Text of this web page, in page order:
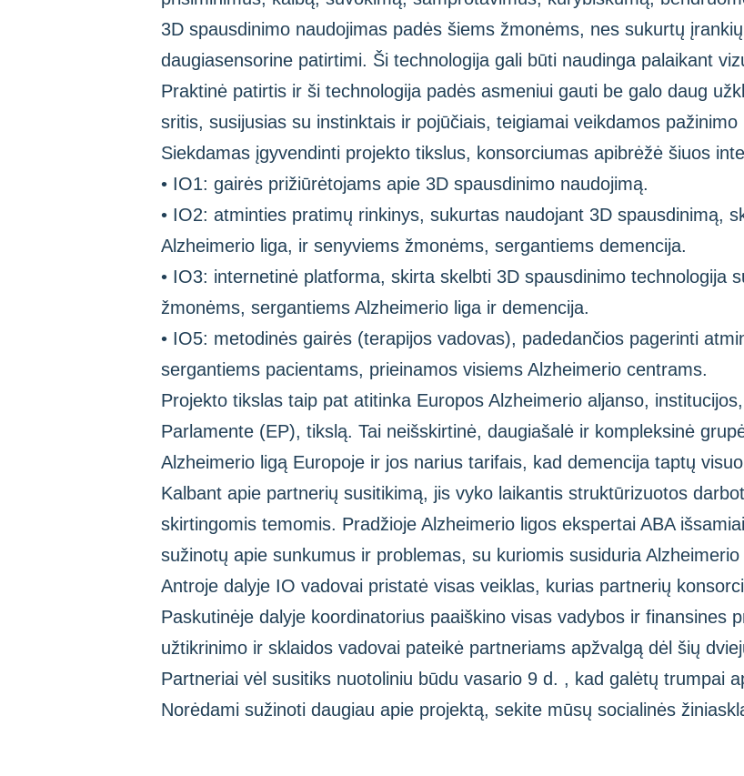
3D spausdinimo naudojimas padės šiems žmonėms, nes sukurtų
daugiasensorine patirtimi. Ši technologija gali būti naudinga palaikant
Praktinė patirtis ir ši technologija padės asmeniui gauti be galo daug
sritis, susijusias su instinktais ir pojūčiais, teigiamai veikdamos
Siekdamas įgyvendinti projekto tikslus, konsorciumas apibrėžė šiuos
• IO1: gairės prižiūrėtojams apie 3D spausdinimo naudojimą.
• IO2: atminties pratimų rinkinys, sukurtas naudojant 3D spausdinimą,
Alzheimerio liga, ir senyviems žmonėms, sergantiems demencija.
• IO3: internetinė platforma, skirta skelbti 3D spausdinimo technologija
žmonėms, sergantiems Alzheimerio liga ir demencija.
• IO5: metodinės gairės (terapijos vadovas), padedančios pagerinti
sergantiems pacientams, prieinamos visiems Alzheimerio centrams.
Projekto tikslas taip pat atitinka Europos Alzheimerio aljanso,
Parlamente (EP), tikslą. Tai neišskirtinė, daugiašalė ir kompleksinė
Alzheimerio ligą Europoje ir jos narius tarifais, kad demencija taptų
Kalbant apie partnerių susitikimą, jis vyko laikantis struktūrizuotos
skirtingomis temomis. Pradžioje Alzheimerio ligos ekspertai ABA
sužinotų apie sunkumus ir problemas, su kuriomis susiduria
Antroje dalyje IO vadovai pristatė visas veiklas, kurias partnerių
Paskutinėje dalyje koordinatorius paaiškino visas vadybos ir finansines
užtikrinimo ir sklaidos vadovai pateikė partneriams apžvalgą dėl šių
Partneriai vėl susitiks nuotoliniu būdu vasario 9 d. , kad galėtų trumpai
Norėdami sužinoti daugiau apie projektą, sekite mūsų socialinės